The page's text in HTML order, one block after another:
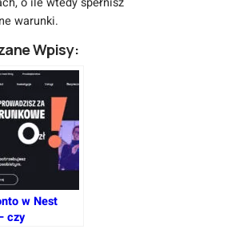
warunki.
Wpisy:
w Nest
czy